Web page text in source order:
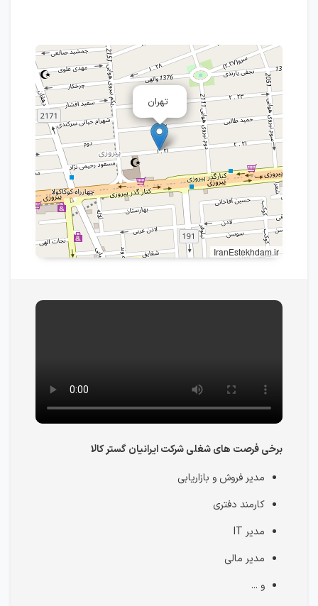
تهران
IranEstekhdam.ir
برخی فرصت های شغلی شرکت ایرانیان گستر کالا
مدیر فروش و بازاریابی
کارمند دفتری
مدیر IT
مدیر مالی
و ...